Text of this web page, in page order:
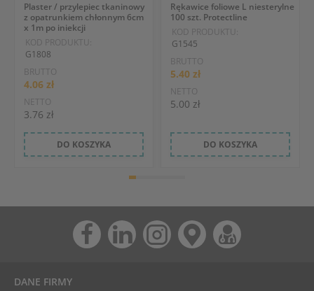
Plaster / przylepiec tkaninowy
z opatrunkiem chłonnym 6cm
x 1m po iniekcji
KOD PRODUKTU:
G1808
BRUTTO
4.06 zł
NETTO
3.76 zł
DO KOSZYKA
Rękawice foliowe L niesterylne
100 szt. Protectline
KOD PRODUKTU:
G1545
BRUTTO
5.40 zł
NETTO
5.00 zł
DO KOSZYKA
DANE FIRMY